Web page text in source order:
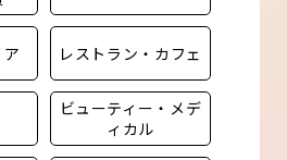
レストラン・カフェ
ビューティー・メデ
ィカル